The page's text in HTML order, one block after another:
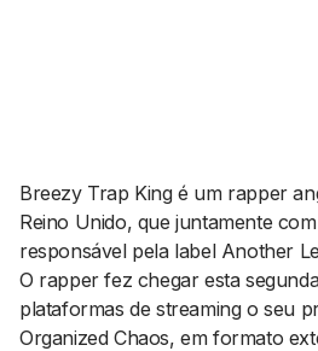
Contactos
EMAIL
GERAL@BANTUMEN.COM
WHATSAPP
+351 912 127 577
Breezy Trap King é um rapper
Reino Unido, que juntamente com
responsável pela labelAnother
O rapperfez chegar esta
plataformas de streamingo seu
Organized Chaos, em formato